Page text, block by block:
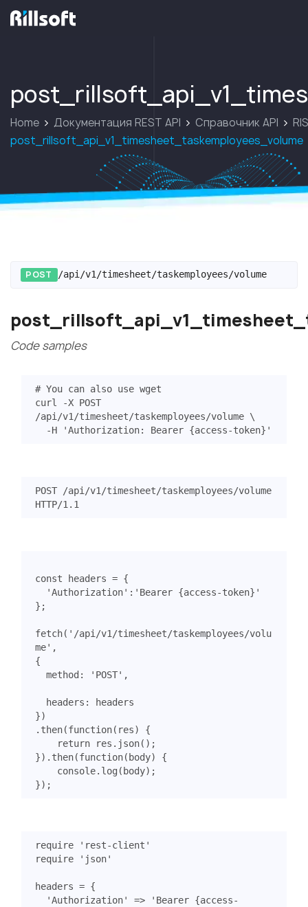
Home Документация REST API Справочник API
post_rillsoft_api_v1_timesheet_taskemployees_volume
POST /api/v1/timesheet/taskemployees/volume
Code samples
# You can also use wget
curl -X POST
/api/v1/timesheet/taskemployees/volume
  -H
'Authorization: Bearer {access-token}'
POST
/api/v1/timesheet/taskemployees/volume
HTTP/1.1
const headers = {
'Authorization' : 'Bearer {access-token}'
};
fetch( '/api/v1/timesheet/taskemployees/volu
me' ,
{
method : 'POST' ,
headers :
headers
})
. then(function( res)
{
return
res . json();
}). then(function(body)
{
console. log (body);
});
require
'rest-client'
require
'json'
headers = {
'Authorization'
=>
'Bearer {access-